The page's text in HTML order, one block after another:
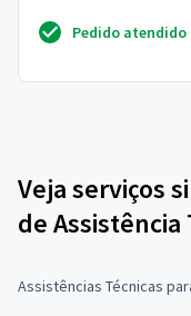
Pedido atendido
Veja serviços
de Assistência
Assistências Técnicas